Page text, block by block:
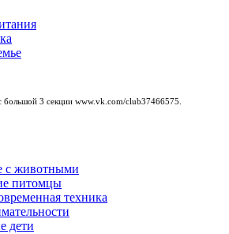
большой 3 секции www.vk.com/club37466575
с животными
питомцы
техника
дети